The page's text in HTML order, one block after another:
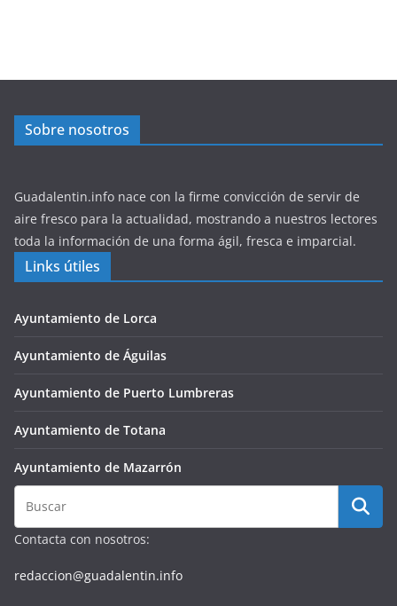
Sobre nosotros
Guadalentin.info nace con la firme convicción de servir de
aire fresco para la actualidad, mostrando a nuestros lectores
toda la información de una forma ágil, fresca e imparcial.
Links útiles
Ayuntamiento de Lorca
Ayuntamiento de Águilas
Ayuntamiento de Puerto Lumbreras
Ayuntamiento de Totana
Ayuntamiento de Mazarrón
Contacta con nosotros:
redaccion@guadalentin.info